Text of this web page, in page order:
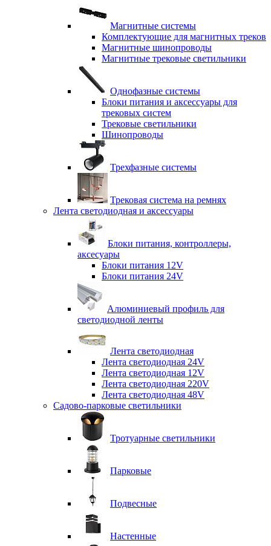
Магнитные системы
Комплектующие для магнитных треков
Магнитные шинопроводы
Магнитные трековые светильники
Однофазные системы
Блоки питания и аксессуары для
трековых систем
Трековые светильники
Шинопроводы
Трехфазные системы
Трековая система на ремнях
Лента светодиодная и аксессуары
Блоки питания, контроллеры,
аксесуары
Блоки питания 12V
Блоки питания 24V
Алюминиевый профиль для
светодиодной ленты
Лента светодиодная
Лента светодиодная 24V
Лента светодиодная 12V
Лента светодиодная 220V
Лента светодиодная 48V
Садово-парковые светильники
Тротуарные светильники
Парковые
Подвесные
Настенные